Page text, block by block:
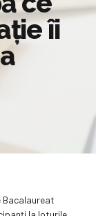
îi
Bacalaureat